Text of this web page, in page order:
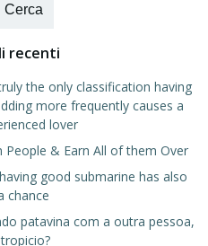
Cerca
recenti
the only classification having
more frequently causes a
lover
& Earn All of them Over
good submarine has also
chance
patavina com a outra pessoa,